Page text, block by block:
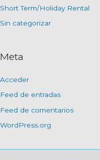
Short Term/Holiday Rental
Sin categorizar
Meta
Acceder
Feed de entradas
Feed de comentarios
WordPress.org